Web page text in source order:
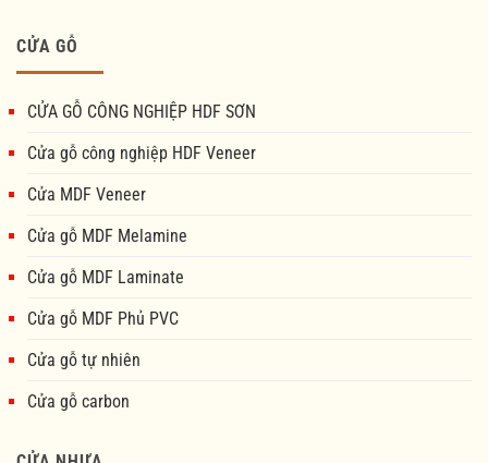
CỬA GỖ
CỬA GỖ CÔNG NGHIỆP HDF SƠN
Cửa gỗ công nghiệp HDF Veneer
Cửa MDF Veneer
Cửa gỗ MDF Melamine
Cửa gỗ MDF Laminate
Cửa gỗ MDF Phủ PVC
Cửa gỗ tự nhiên
Cửa gỗ carbon